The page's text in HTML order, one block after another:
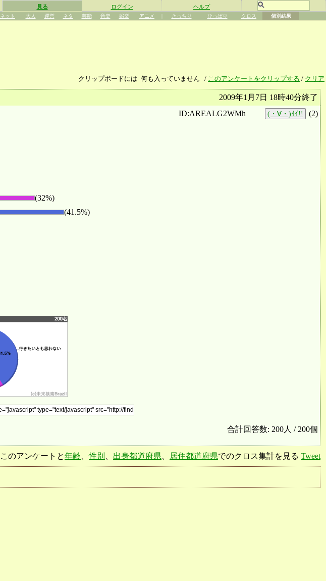
見る ログイン ヘルプ
ネット 大人 運営 ネタ 芸能 音楽 娯楽 アニメ | きっちり ひっぱり クロス 個別結果
クリップボードには 何も入っていません / このアンケートをクリップする / クリア
2009年1月7日 18時40分終了
ID:AREALG2WMh
(・∀・)ｲｲ!! (2)
(32%)
(41.5%)
合計回答数: 200人 / 200個
このアンケートと年齢 、性別 出身都道府県 居住都道府県でのクロス集計を見る Tweet